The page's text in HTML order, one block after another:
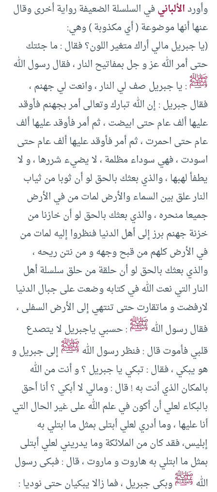
وأوردالألبانيفي السلسلة الضعيفة رواية أخرى وقال
عنها أنها موضوعة ( أي مكذوبة ) وهي:
(يا جبريل مالي أراك متغير اللون؟ فقال : ما جئتك
حتى أمر الله عز و جل بمفاتيح النار ، فقال رسول الله
ﷺ: يا جبريل صف لي النار ، وانعت لي جهنم ،
فقال جبريل : إن الله تبارك وتعالى أمر بجهنم فأوقد
عليها ألف عام حتى ابيضت ، ثم أمر فأوقد عليها ألف
عام حتى احمرت ، ثم أمر فأوقد عليها ألف عام حتى
اسودت ، فهي سوداء مظلمة ، لا يضيء شررها ، و لا
يطفأ لهبها ، والذي بعثك بالحق لو أن ثوبا من ثياب
النار علق بين السماء والأرض لمات من في الأرض
جميعا منحره ، والذي بعثك بالحق لو أن خازنا من
خزنة جهنم برز إلى أهل الدنيا فنظروا إليه لمات من
في الأرض كلهم من قبح وجهه و من نتن ريحه ،
والذي بعثك بالحق لو أن حلقة من حلق سلسلة أهل
النار التي نعت الله في كتابه وضعت على جبال الدنيا
لارفضت و ماتقارت حتى تنتهي إلى الأرض السفلى ،
فقال رسول اللهﷺ: حسبي ياجبريل لا يتصدع
قلبي فأموت قال : فنظر رسول اللهﷺإلى جبريل و
هو يبكي ، فقال : تبكي يا جبريل ؟ و أنت من الله
بالمكان الذي أنت به ! قال : ومالي لا أبكي ؟ أنا أحق
بالبكاء لعلي أن أكون في علم الله على غير الحال التي
أنا عليها ، وما أدري لعلي أبتلى بمثل ما ابتلي به
إبليس، فقد كان من الملائكة وما يدريني لعلي أبتلى
بمثل ما ابتلي به هاروت و ماروت ، قال : فبكى رسول
اللهﷺوبكى جبريل ، فما زالا يبكيان حتى نوديا :